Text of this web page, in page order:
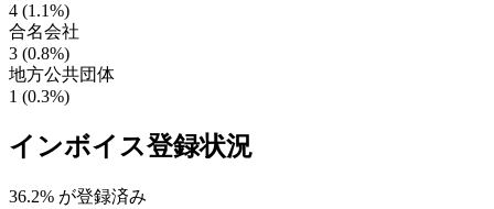
4 (1.1%)
合名会社
3 (0.8%)
地方公共団体
1 (0.3%)
インボイス登録状況
36.2% が登録済み